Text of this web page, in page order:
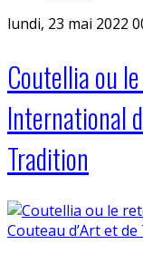
lundi, 23 mai 2022
Coutellia ou
International
Tradition